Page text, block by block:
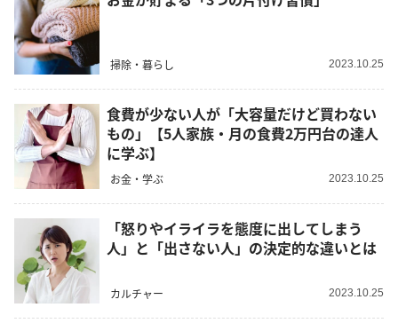
掃除・暮らし 2023.10.25
食費が少ない人が「大容量だけど買わない
もの」【5人家族・月の食費2万円台の達人
に学ぶ】
お金・学ぶ 2023.10.25
「怒りやイライラを態度に出してしまう
人」と「出さない人」の決定的な違いとは
カルチャー 2023.10.25